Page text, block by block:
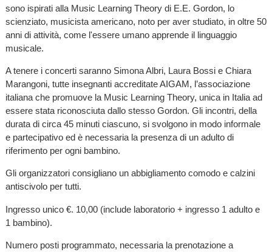
sono ispirati alla Music Learning Theory di E.E. Gordon, lo
scienziato, musicista americano, noto per aver studiato, in oltre 50
anni di attività, come l'essere umano apprende il linguaggio
musicale.
A tenere i concerti saranno Simona Albri, Laura Bossi e Chiara
Marangoni, tutte insegnanti accreditate AIGAM, l’associazione
italiana che promuove la Music Learning Theory, unica in Italia ad
essere stata riconosciuta dallo stesso Gordon. Gli incontri, della
durata di circa 45 minuti ciascuno, si svolgono in modo informale
e partecipativo ed è necessaria la presenza di un adulto di
riferimento per ogni bambino.
Gli organizzatori consigliano un abbigliamento comodo e calzini
antiscivolo per tutti.
Ingresso unico €. 10,00 (include laboratorio + ingresso 1 adulto e
1 bambino).
Numero posti programmato, necessaria la prenotazione a